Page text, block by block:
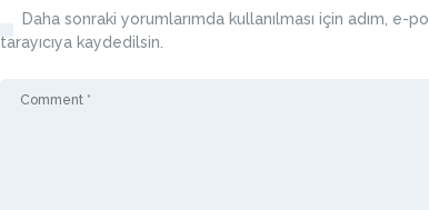
Daha sonraki yorumlarımda kullanılması için adım,
tarayıcıya kaydedilsin.